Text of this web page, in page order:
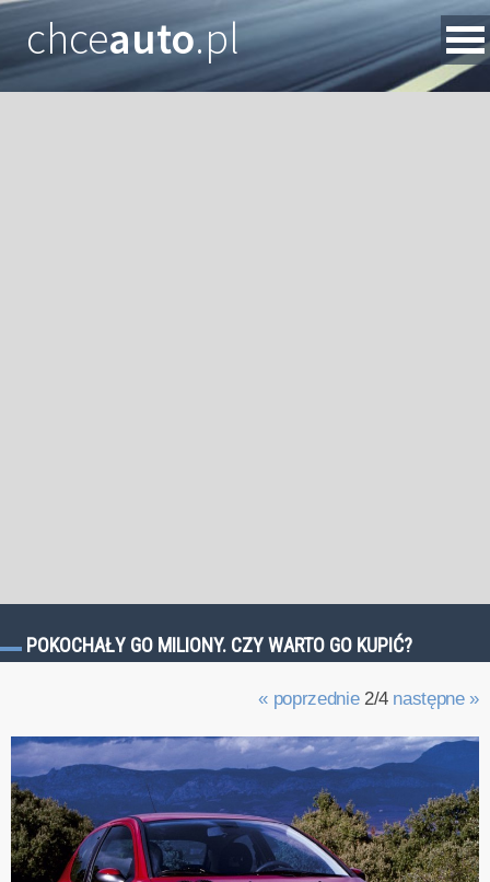
chceauto.pl
POKOCHAŁY GO MILIONY. CZY WARTO GO KUPIĆ?
« poprzednie2/4 następne »